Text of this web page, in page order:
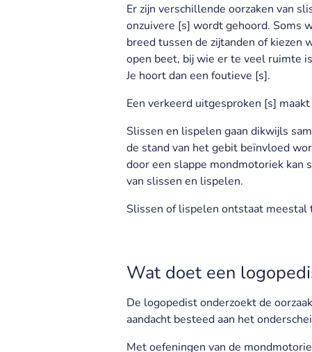
Er zijn verschillende oorzaken van
onzuivere [s] wordt gehoord. Soms
breed tussen de zijtanden of kiezen
open beet, bij wie er te veel ruimte
Je hoort dan een foutieve [s].
Een verkeerd uitgesproken [s]
Slissen en lispelen gaan dikwijls
de stand van het gebit beïnvloed
door een slappe mondmotoriek kan
van slissen en lispelen.
Slissen of lispelen ontstaat meestal
Wat doet een
De logopedist onderzoekt de
aandacht besteed aan het
Met oefeningen van de